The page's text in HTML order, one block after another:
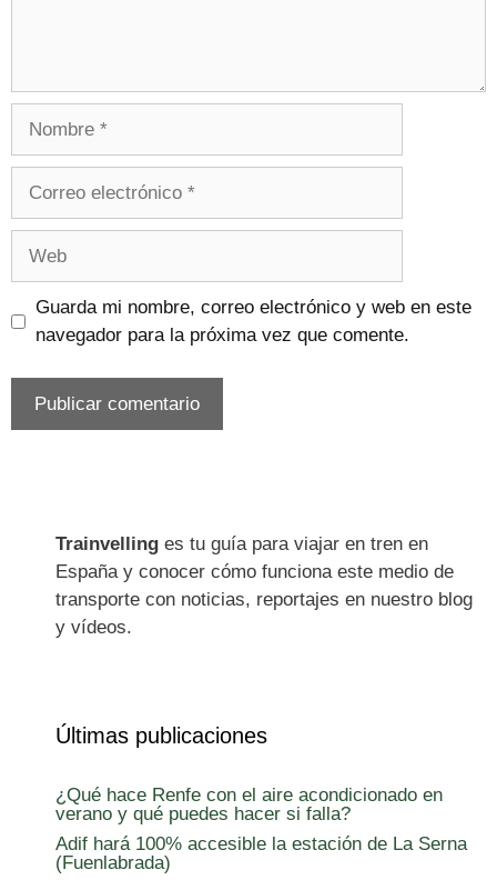
Guarda mi nombre, correo electrónico y web en este
navegador para la próxima vez que comente.
Trainvelling es tu guía para viajar en tren en
España y conocer cómo funciona este medio de
transporte con noticias, reportajes en nuestro blog
y vídeos.
Últimas publicaciones
¿Qué hace Renfe con el aire acondicionado en
verano y qué puedes hacer si falla?
Adif hará 100% accesible la estación de La Serna
(Fuenlabrada)